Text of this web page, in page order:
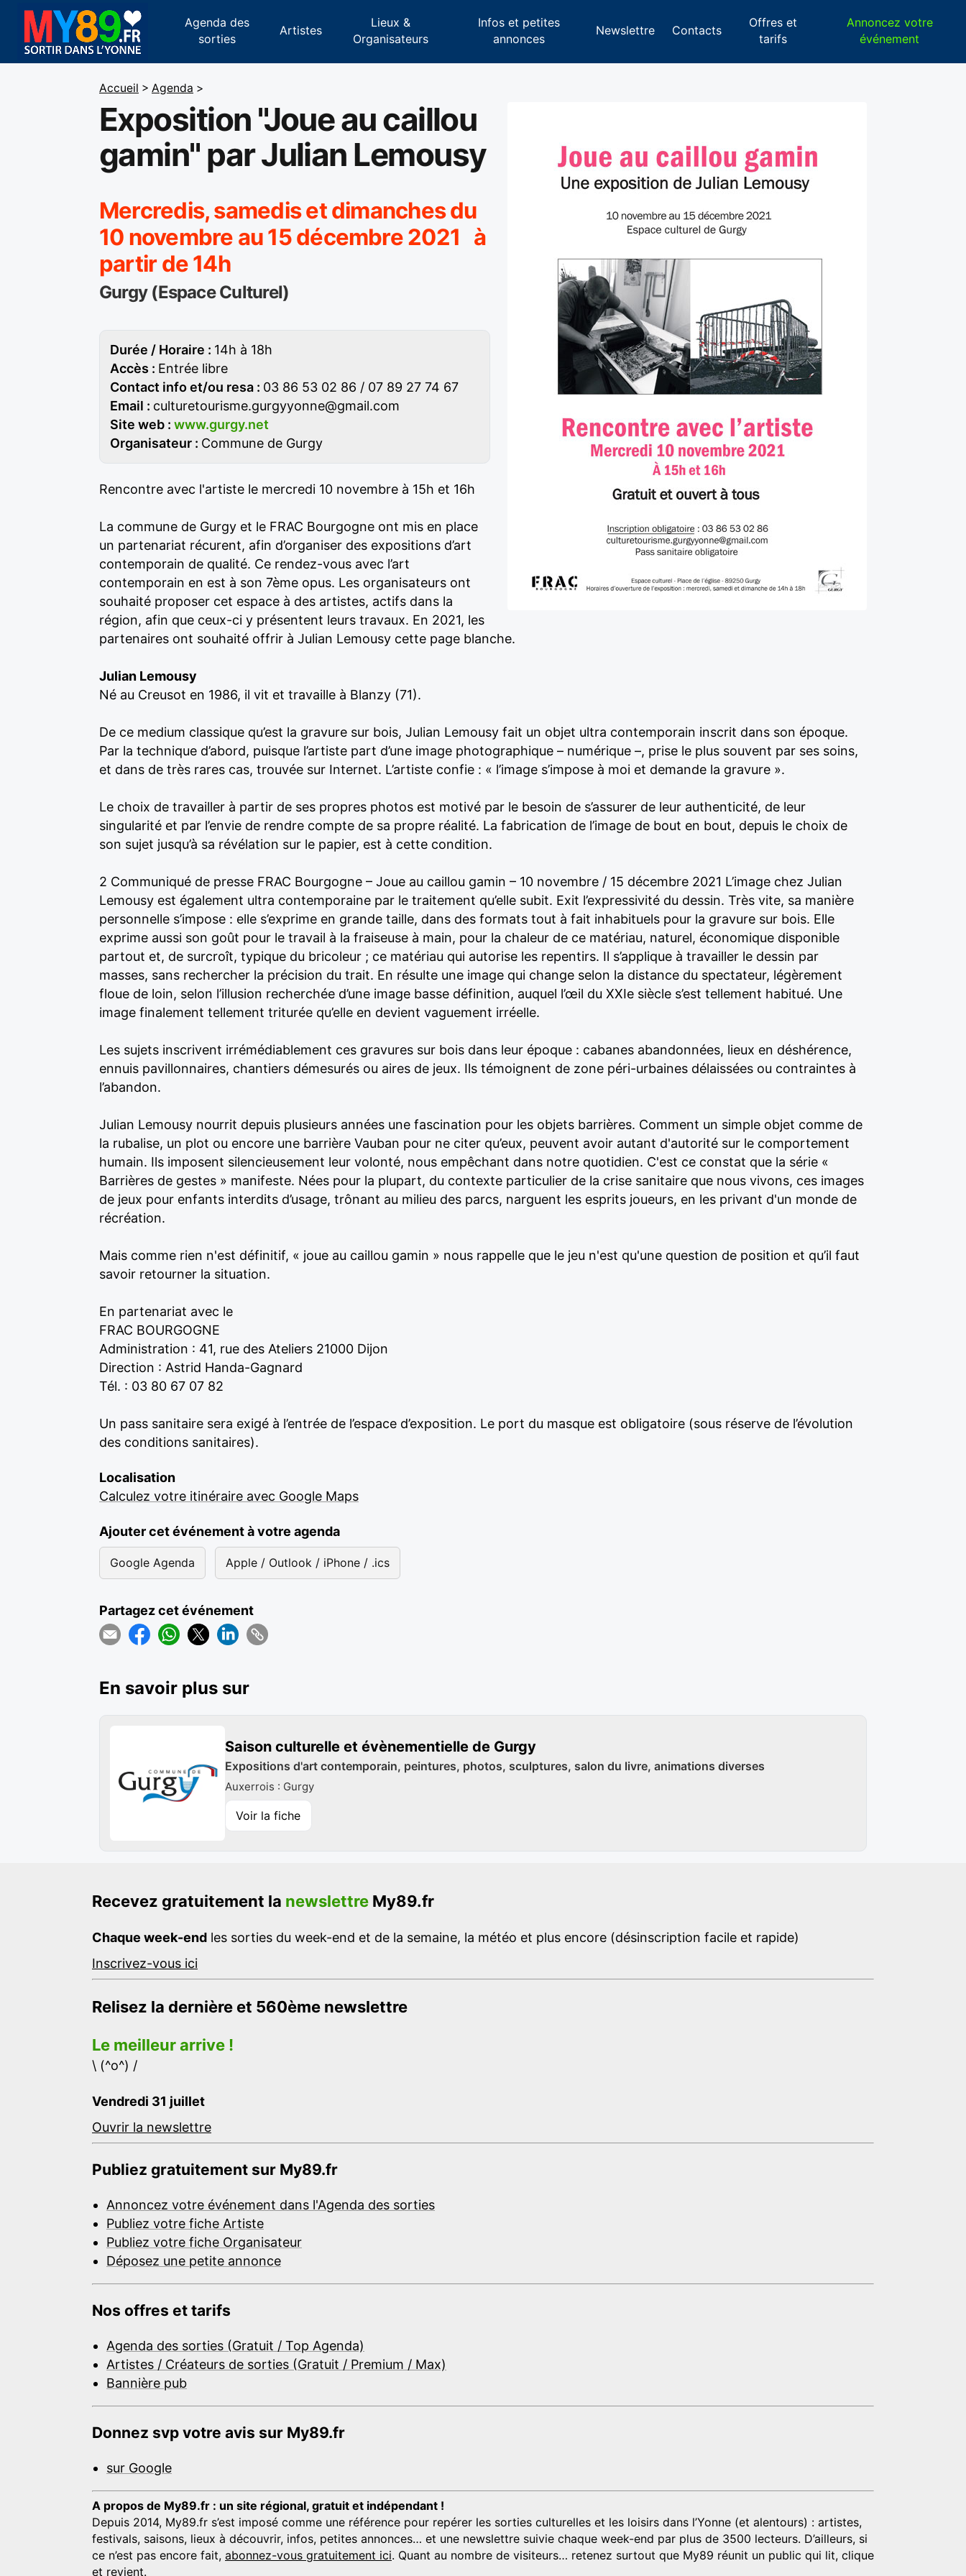
Agenda des
sorties
Artistes
Lieux &
Organisateurs
Infos et petites
annonces
Newslettre Contacts
Offres et
tarifs
Annoncez votre
événement
Accueil > Agenda >
Exposition "Joue au caillou
gamin" par Julian Lemousy
Mercredis, samedis et dimanches du
10 novembre au 15 décembre 2021 à
partir de 14h
Gurgy (Espace Culturel)
Durée / Horaire : 14h à 18h
Accès : Entrée libre
Contact info et/ou resa : 03 86 53 02 86 / 07 89 27 74 67
Email : culturetourisme.gurgyyonne@gmail.com
Site web : www.gurgy.net
Organisateur : Commune de Gurgy
Rencontre avec l'artiste le mercredi 10 novembre à 15h et 16h
La commune de Gurgy et le FRAC Bourgogne ont mis en place
un partenariat récurent, afin d’organiser des expositions d’art
contemporain de qualité. Ce rendez-vous avec l’art
contemporain en est à son 7ème opus. Les organisateurs ont
souhaité proposer cet espace à des artistes, actifs dans la
région, afin que ceux-ci y présentent leurs travaux. En 2021, les
partenaires ont souhaité offrir à Julian Lemousy cette page blanche.
Julian Lemousy
Né au Creusot en 1986, il vit et travaille à Blanzy (71).
De ce medium classique qu’est la gravure sur bois, Julian Lemousy fait un objet ultra contemporain inscrit dans son époque.
Par la technique d’abord, puisque l’artiste part d’une image photographique – numérique –, prise le plus souvent par ses soins,
et dans de très rares cas, trouvée sur Internet. L’artiste confie : « l’image s’impose à moi et demande la gravure ».
Le choix de travailler à partir de ses propres photos est motivé par le besoin de s’assurer de leur authenticité, de leur
singularité et par l’envie de rendre compte de sa propre réalité. La fabrication de l’image de bout en bout, depuis le choix de
son sujet jusqu’à sa révélation sur le papier, est à cette condition.
2 Communiqué de presse FRAC Bourgogne – Joue au caillou gamin – 10 novembre / 15 décembre 2021 L’image chez Julian
Lemousy est également ultra contemporaine par le traitement qu’elle subit. Exit l’expressivité du dessin. Très vite, sa manière
personnelle s’impose : elle s’exprime en grande taille, dans des formats tout à fait inhabituels pour la gravure sur bois. Elle
exprime aussi son goût pour le travail à la fraiseuse à main, pour la chaleur de ce matériau, naturel, économique disponible
partout et, de surcroît, typique du bricoleur ; ce matériau qui autorise les repentirs. Il s’applique à travailler le dessin par
masses, sans rechercher la précision du trait. En résulte une image qui change selon la distance du spectateur, légèrement
floue de loin, selon l’illusion recherchée d’une image basse définition, auquel l’œil du XXIe siècle s’est tellement habitué. Une
image finalement tellement triturée qu’elle en devient vaguement irréelle.
Les sujets inscrivent irrémédiablement ces gravures sur bois dans leur époque : cabanes abandonnées, lieux en déshérence,
ennuis pavillonnaires, chantiers démesurés ou aires de jeux. Ils témoignent de zone péri-urbaines délaissées ou contraintes à
l’abandon.
Julian Lemousy nourrit depuis plusieurs années une fascination pour les objets barrières. Comment un simple objet comme de
la rubalise, un plot ou encore une barrière Vauban pour ne citer qu’eux, peuvent avoir autant d'autorité sur le comportement
humain. Ils imposent silencieusement leur volonté, nous empêchant dans notre quotidien. C'est ce constat que la série «
Barrières de gestes » manifeste. Nées pour la plupart, du contexte particulier de la crise sanitaire que nous vivons, ces images
de jeux pour enfants interdits d’usage, trônant au milieu des parcs, narguent les esprits joueurs, en les privant d'un monde de
récréation.
Mais comme rien n'est définitif, « joue au caillou gamin » nous rappelle que le jeu n'est qu'une question de position et qu’il faut
savoir retourner la situation.
En partenariat avec le
FRAC BOURGOGNE
Administration : 41, rue des Ateliers 21000 Dijon
Direction : Astrid Handa-Gagnard
Tél. : 03 80 67 07 82
Un pass sanitaire sera exigé à l’entrée de l’espace d’exposition. Le port du masque est obligatoire (sous réserve de l’évolution
des conditions sanitaires).
Localisation
Calculez votre itinéraire avec Google Maps
Ajouter cet événement à votre agenda
Google Agenda Apple / Outlook / iPhone / .ics
Partagez cet événement
En savoir plus sur
Saison culturelle et évènementielle de Gurgy
Expositions d'art contemporain, peintures, photos, sculptures, salon du livre, animations diverses
Auxerrois : Gurgy
Voir la fiche
Recevez gratuitement la newslettre My89.fr
Chaque week-end les sorties du week-end et de la semaine, la météo et plus encore (désinscription facile et rapide)
Inscrivez-vous ici
Relisez la dernière et 560ème newslettre
Le meilleur arrive !
\ (^o^) /
Vendredi 31 juillet
Ouvrir la newslettre
Publiez gratuitement sur My89.fr
Annoncez votre événement dans l'Agenda des sorties
Publiez votre fiche Artiste
Publiez votre fiche Organisateur
Déposez une petite annonce
Nos offres et tarifs
Agenda des sorties (Gratuit / Top Agenda)
Artistes / Créateurs de sorties (Gratuit / Premium / Max)
Bannière pub
Donnez svp votre avis sur My89.fr
sur Google
A propos de My89.fr : un site régional, gratuit et indépendant !
Depuis 2014, My89.fr s’est imposé comme une référence pour repérer les sorties culturelles et les loisirs dans l’Yonne (et alentours) : artistes,
festivals, saisons, lieux à découvrir, infos, petites annonces… et une newslettre suivie chaque week-end par plus de 3500 lecteurs. D’ailleurs, si
ce n’est pas encore fait, abonnez-vous gratuitement ici. Quant au nombre de visiteurs… retenez surtout que My89 réunit un public qui lit, clique
et revient.